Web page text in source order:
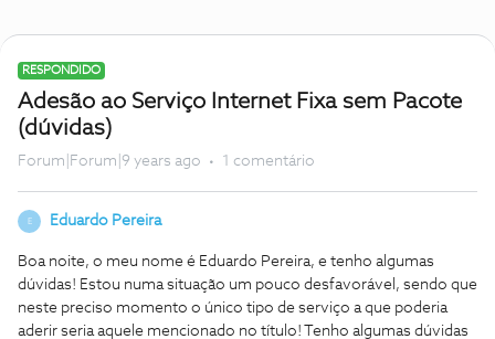
RESPONDIDO
Adesão ao Serviço Internet Fixa sem Pacote
(dúvidas)
Forum|Forum|9 years ago 1 comentário
E Eduardo Pereira
Boa noite, o meu nome é Eduardo Pereira, e tenho algumas
dúvidas! Estou numa situação um pouco desfavorável, sendo que
neste preciso momento o único tipo de serviço a que poderia
aderir seria aquele mencionado no título! Tenho algumas dúvidas